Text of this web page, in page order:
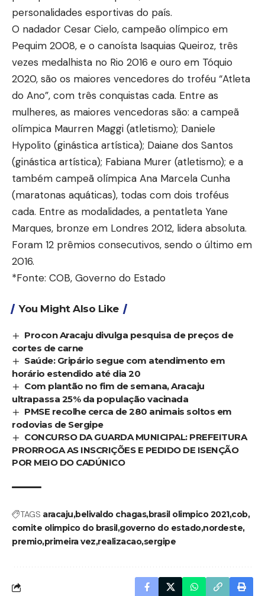
personalidades esportivas do país.
O nadador Cesar Cielo, campeão olímpico em
Pequim 2008, e o canoísta Isaquias Queiroz, três
vezes medalhista no Rio 2016 e ouro em Tóquio
2020, são os maiores vencedores do troféu “Atleta
do Ano”, com três conquistas cada. Entre as
mulheres, as maiores vencedoras são: a campeã
olímpica Maurren Maggi (atletismo); Daniele
Hypolito (ginástica artística); Daiane dos Santos
(ginástica artística); Fabiana Murer (atletismo); e a
também campeã olímpica Ana Marcela Cunha
(maratonas aquáticas), todas com dois troféus
cada. Entre as modalidades, a pentatleta Yane
Marques, bronze em Londres 2012, lidera absoluta.
Foram 12 prêmios consecutivos, sendo o último em
2016.
*Fonte: COB, Governo do Estado
You Might Also Like
Procon Aracaju divulga pesquisa de preços de
cortes de carne
Saúde: Gripário segue com atendimento em
horário estendido até dia 20
Com plantão no fim de semana, Aracaju
ultrapassa 25% da população vacinada
PMSE recolhe cerca de 280 animais soltos em
rodovias de Sergipe
CONCURSO DA GUARDA MUNICIPAL: PREFEITURA
PRORROGA AS INSCRIÇÕES E PEDIDO DE ISENÇÃO
POR MEIO DO CADÚNICO
TAGS aracaju belivaldo chagasbrasil olimpico 2021cob
comite olimpico do brasilgoverno do estadonordeste
premioprimeira vez realizacaosergipe